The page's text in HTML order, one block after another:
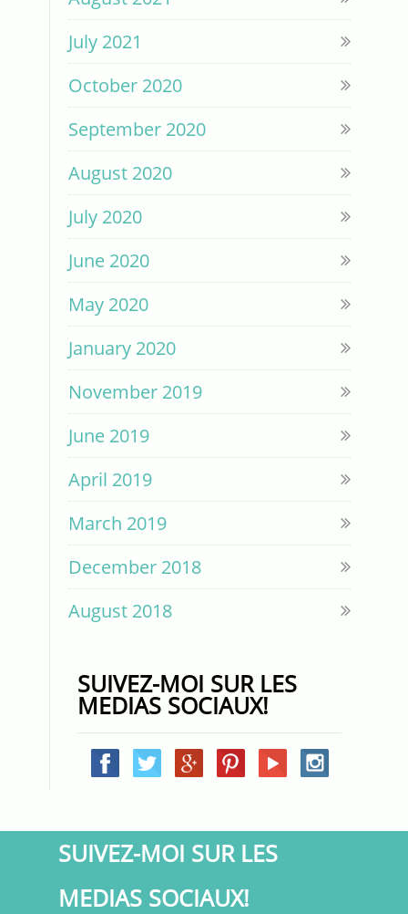
July 2021
October 2020
September 2020
August 2020
July 2020
June 2020
May 2020
January 2020
November 2019
June 2019
April 2019
March 2019
December 2018
August 2018
SUIVEZ-MOI SUR LES
MEDIAS SOCIAUX!
SUIVEZ-MOI SUR LES
MEDIAS SOCIAUX!